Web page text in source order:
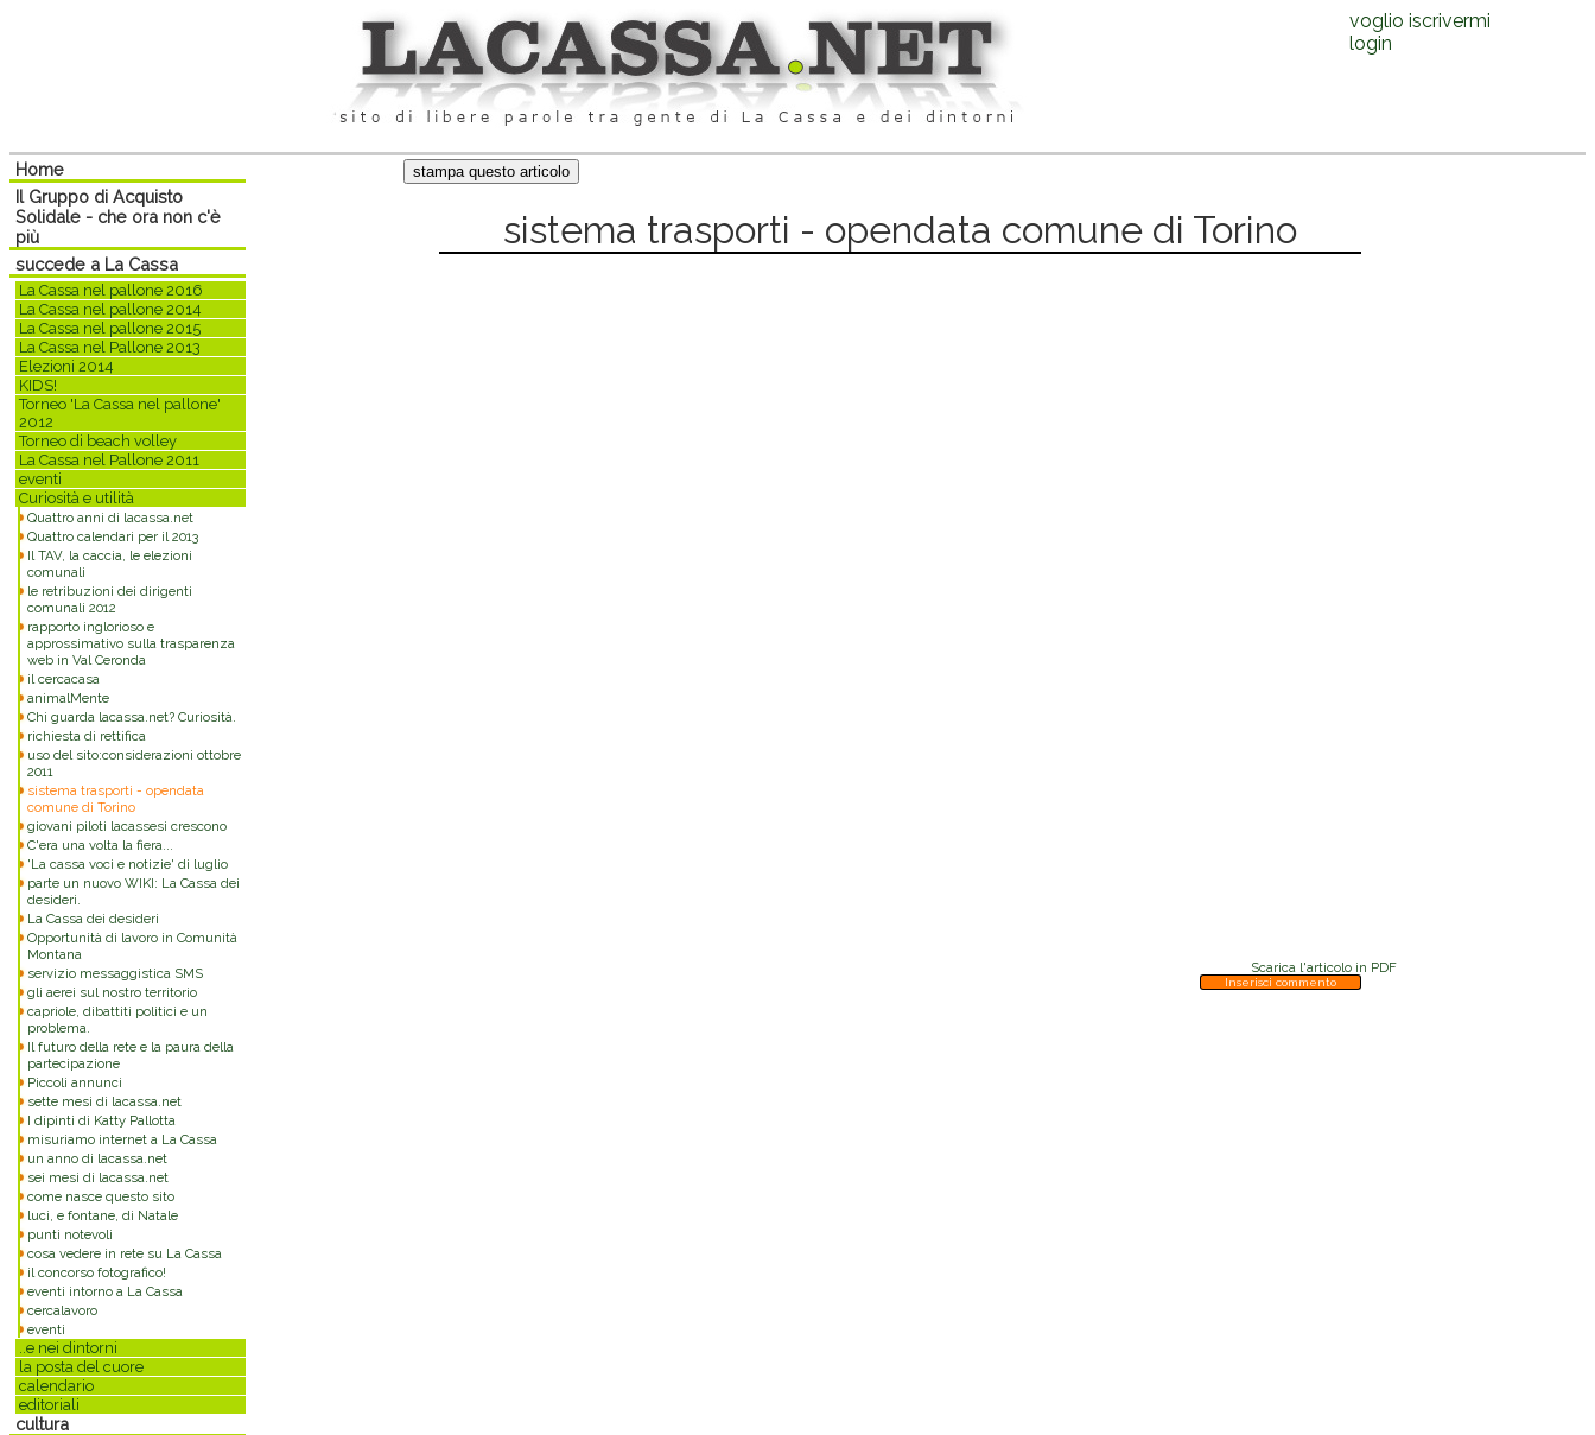
voglio iscrivermi
login
Home
Il Gruppo di Acquisto
Solidale - che ora non c'è
più
succede a La Cassa
La Cassa nel pallone 2016
La Cassa nel pallone 2014
La Cassa nel pallone 2015
La Cassa nel Pallone 2013
Elezioni 2014
KIDS!
Torneo 'La Cassa nel pallone'
2012
Torneo di beach volley
La Cassa nel Pallone 2011
eventi
Curiosità e utilità
Quattro anni di lacassa.net
Quattro calendari per il 2013
Il TAV, la caccia, le elezioni
comunali
le retribuzioni dei dirigenti
comunali 2012
rapporto inglorioso e
approssimativo sulla trasparenza
web in Val Ceronda
il cercacasa
animalMente
Chi guarda lacassa.net? Curiosità.
richiesta di rettifica
uso del sito:considerazioni ottobre
2011
sistema trasporti - opendata
comune di Torino
giovani piloti lacassesi crescono
C'era una volta la fiera...
'La cassa voci e notizie' di luglio
parte un nuovo WIKI: La Cassa dei
desideri.
La Cassa dei desideri
Opportunità di lavoro in Comunità
Montana
servizio messaggistica SMS
gli aerei sul nostro territorio
capriole, dibattiti politici e un
problema.
Il futuro della rete e la paura della
partecipazione
Piccoli annunci
sette mesi di lacassa.net
I dipinti di Katty Pallotta
misuriamo internet a La Cassa
un anno di lacassa.net
sei mesi di lacassa.net
come nasce questo sito
luci, e fontane, di Natale
punti notevoli
cosa vedere in rete su La Cassa
il concorso fotografico!
eventi intorno a La Cassa
cercalavoro
eventi
..e nei dintorni
la posta del cuore
calendario
editoriali
cultura
sistema trasporti - opendata comune di Torino
Scarica l'articolo in PDF
Inserisci commento